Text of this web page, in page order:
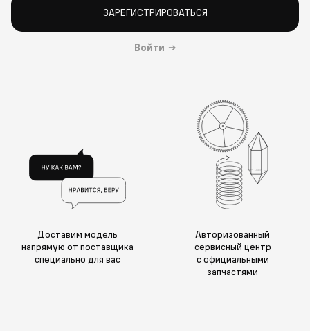
ЗАРЕГИСТРИРОВАТЬСЯ
Войти →
Доставим модель
напрямую от поставщика
специально для вас
Авторизованный
сервисный центр
с официальными
запчастями